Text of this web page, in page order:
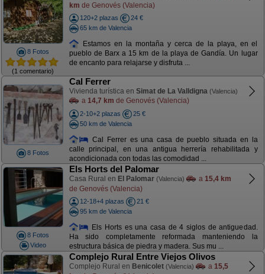
8 Fotos
(1 comentario)
km de Genovés (Valencia)
120+2 plazas
24 €
65 km de Valencia
Estamos en la montaña y cerca de la playa, en el
pueblo de Barx a 15 km de la playa de Gandía. Un lugar
de encanto para relajarse y disfruta ...
8 Fotos
Cal Ferrer
Vivienda turística en Simat de La Valldigna (Valencia)
a 14,7 km de Genovés (Valencia)
2-10+2 plazas
25 €
50 km de Valencia
Cal Ferrer es una casa de pueblo situada en la
calle principal, en una antigua herrería rehabilitada y
acondicionada con todas las comodidad ...
8 Fotos
Video
Els Horts del Palomar
Casa Rural en El Palomar (Valencia) a 15,4 km
de Genovés (Valencia)
12-18+4 plazas
21 €
95 km de Valencia
Els Horts es una casa de 4 siglos de antiguedad.
Ha sido completamente reformada manteniendo la
estructura básica de piedra y madera. Sus mu ...
Complejo Rural Entre Viejos Olivos
Complejo Rural en Benicolet (Valencia) a 15,5